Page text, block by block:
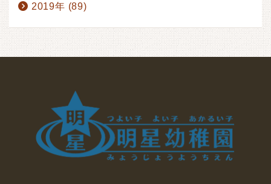
2019年 (89)